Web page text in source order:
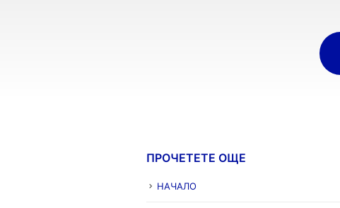
ПРОЧЕТЕТЕ ОЩЕ
НАЧАЛО